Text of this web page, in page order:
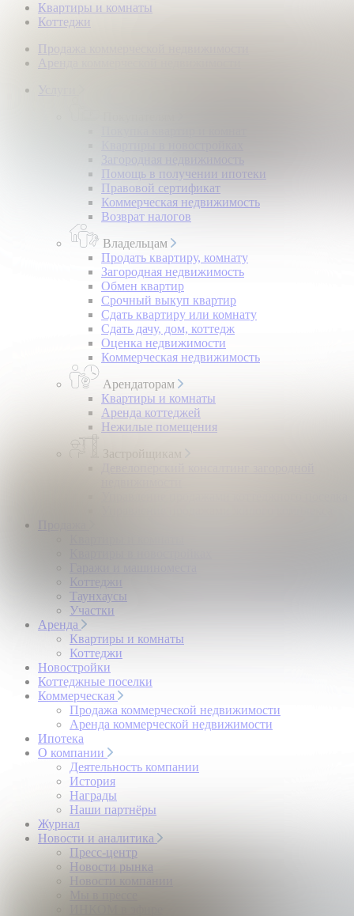
Квартиры и комнаты
Коттеджи
Продажа коммерческой недвижимости
Аренда коммерческой недвижимости
Помощь в получении ипотеки
Правовой сертификат
Коммерческая недвижимость
Возврат налогов
Владельцам
Продать квартиру, комнату
Загородная недвижимость
Обмен квартир
Срочный выкуп квартир
Сдать квартиру или комнату
Сдать дачу, дом, коттедж
Оценка недвижимости
Коммерческая недвижимость
Арендаторам
Квартиры и комнаты
Аренда коттеджей
Нежилые помещения
Застройщикам
Коттеджи
Таунхаусы
Участки
Аренда
Квартиры и комнаты
Коттеджи
Новостройки
Коттеджные поселки
Коммерческая
Продажа коммерческой недвижимости
Аренда коммерческой недвижимости
Ипотека
О компании
Деятельность компании
История
Награды
Наши партнёры
Журнал
Новости и аналитика
Пресс-центр
Новости рынка
Новости компании